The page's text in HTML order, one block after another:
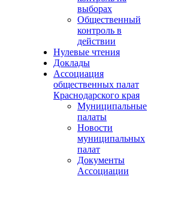
выборах
Общественный
контроль в
действии
Нулевые чтения
Доклады
Ассоциация
общественных палат
Краснодарского края
Муниципальные
палаты
Новости
муниципальных
палат
Документы
Ассоциации